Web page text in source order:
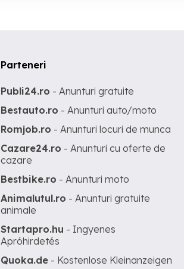
Parteneri
Publi24.ro - Anunturi gratuite
Bestauto.ro - Anunturi auto/moto
Romjob.ro - Anunturi locuri de munca
Cazare24.ro - Anunturi cu oferte de
cazare
Bestbike.ro - Anunturi moto
Animalutul.ro - Anunturi gratuite
animale
Startapro.hu - Ingyenes
Apróhirdetés
Quoka.de - Kostenlose Kleinanzeigen